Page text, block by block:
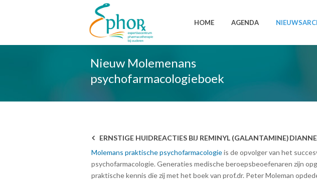
HOME AGENDA
Nieuw Molemenans
psychofarmacologieboek
ERNSTIGE HUIDREACTIES BIJ REMINYL (GALANTAMINE)
Molemans praktische psychofarmacologieis de opvolger van het
psychofarmacologie. Generaties medische beroepsbeoefenaren zijn
praktische kennis die zij met het boek van prof.dr. Peter Moleman